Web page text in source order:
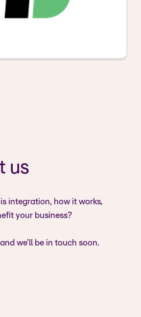
us
integration, how it works,
your business?
we’ll be in touch soon.